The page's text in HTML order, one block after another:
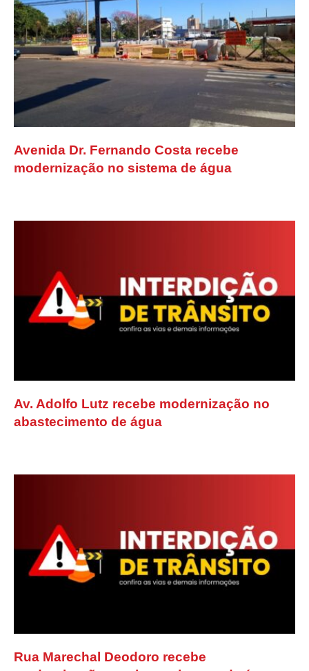
Avenida Dr. Fernando Costa recebe
modernização no sistema de água
Av. Adolfo Lutz recebe modernização no
abastecimento de água
Rua Marechal Deodoro recebe